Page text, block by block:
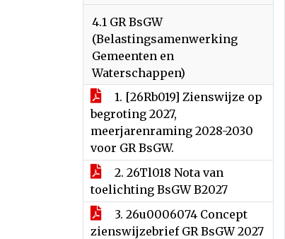
4.1 GR BsGW
(Belastingsamenwerking
Gemeenten en
Waterschappen)
1. [26Rb019] Zienswijze op
begroting 2027,
meerjarenraming 2028-2030
voor GR BsGW.
2. 26Tl018 Nota van
toelichting BsGW B2027
3. 26u0006074 Concept
zienswijzebrief GR BsGW 2027